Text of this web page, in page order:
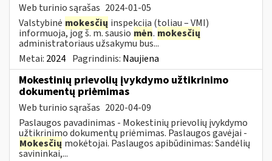
Web turinio sąrašas 2024-01-05
Valstybinė mokesčių inspekcija (toliau – VMI)
informuoja, jog š. m. sausio mėn. mokesčių
administratoriaus užsakymu bus...
Metai: 2024 Pagrindinis: Naujiena
Mokestinių prievolių įvykdymo užtikrinimo
dokumentų priėmimas
Web turinio sąrašas 2020-04-09
Paslaugos pavadinimas - Mokestinių prievolių įvykdymo
užtikrinimo dokumentų priėmimas. Paslaugos gavėjai -
Mokesčių mokėtojai. Paslaugos apibūdinimas: Sandėlių
savininkai,...